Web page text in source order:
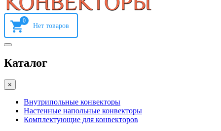
0
Каталог
×
Внутрипольные конвекторы
Настенные напольные конвекторы
Комплектующие для конвекторов